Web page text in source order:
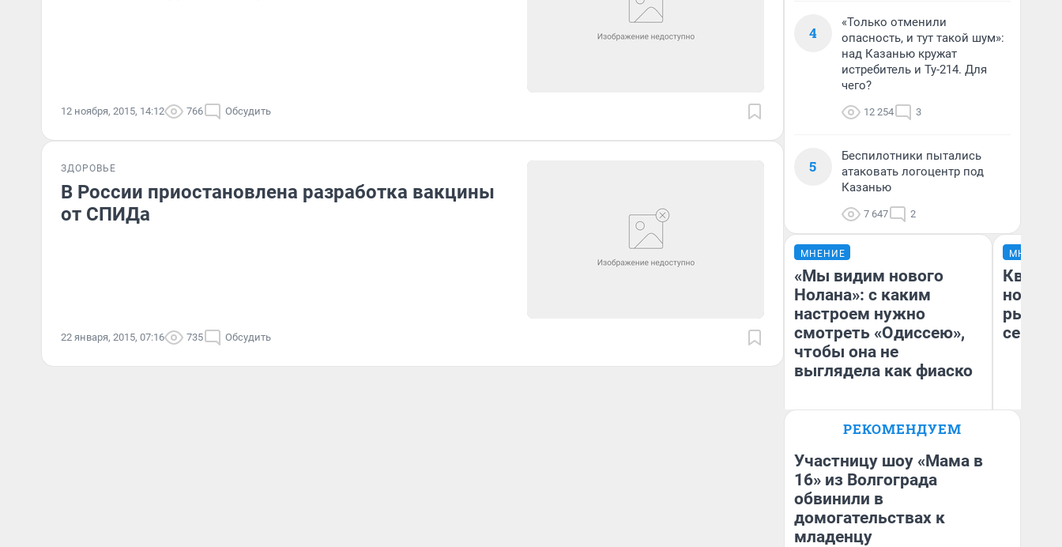
12 ноября, 2015, 14:12 766 Обсудить
ЗДОРОВЬЕ
В России приостановлена разработка вакцины
от СПИДа
22 января, 2015, 07:16 735 Обсудить
4
«Только отменили
опасность, и тут такой шум»:
над Казанью кружат
истребитель и Ту-214. Для
чего?
12 254 3
5
Беспилотники пытались
атаковать логоцентр под
Казанью
7 647 2
МНЕНИЕ
«Мы видим нового
Нолана»: с каким
настроем нужно
смотреть «Одиссею»,
чтобы она не
выглядела как фиаско
Надежда Губарь
МНЕНИЕ
но
рынок
РЕКОМЕНДУЕМ
Участницу шоу «Мама в
16» из Волгограда
обвинили в
домогательствах к
младенцу